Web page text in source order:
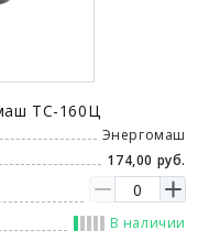
ТС-160Ц
Энергомаш
174,00 руб.
В наличии